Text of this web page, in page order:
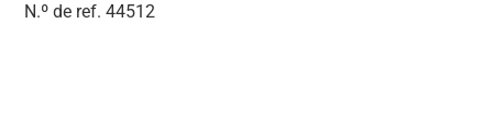
N.º de ref. 44512